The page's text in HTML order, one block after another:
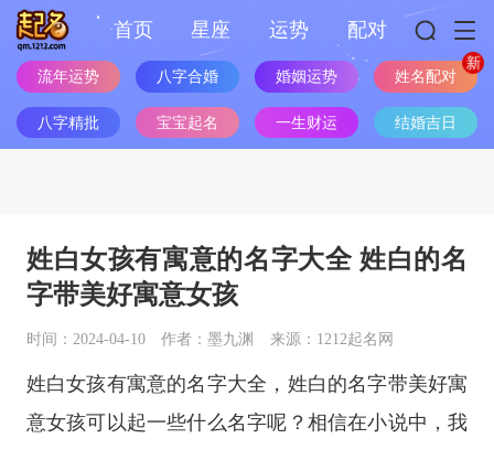
首页 星座 运势 配对
流年运势 八字合婚 婚姻运势 姓名配对
八字精批 宝宝起名 一生财运 结婚吉日
姓白女孩有寓意的名字大全 姓白的名
字带美好寓意女孩
时间：2024-04-10 作者：墨九渊 来源：1212起名网
姓白女孩有寓意的名字大全，姓白的名字带美好寓
意女孩可以起一些什么名字呢？相信在小说中，我